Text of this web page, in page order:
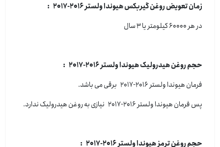
زمان تعویض روغن گیربکس هیوندا ولستر 2016-2017 :
در هر 60000 کیلومتر یا 3 سال
حجم روغن هیدرولیک هیوندا ولستر 2016-2017 :
فرمان هیوندا ولستر 2016-2017 برقی می باشد.
پس فرمان هیوندا ولستر 2016-2017 نیازی به روغن هیدرولیک ندارد.
حجم روغن ترمز هیوندا ولستر 2016-2017 :